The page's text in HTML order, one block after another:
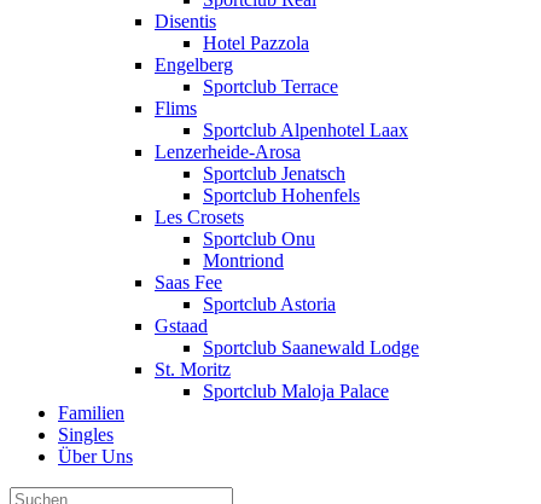
Disentis
Hotel Pazzola
Engelberg
Sportclub Terrace
Flims
Sportclub Alpenhotel Laax
Lenzerheide-Arosa
Sportclub Jenatsch
Sportclub Hohenfels
Les Crosets
Sportclub Onu
Montriond
Saas Fee
Sportclub Astoria
Gstaad
Sportclub Saanewald Lodge
St. Moritz
Sportclub Maloja Palace
Familien
Singles
Über Uns